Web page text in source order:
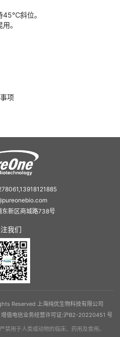
45℃斜位。
。
项
东新区商城路738号
我们
Reserved 上海纯优生物科技有限公司
增值电信业务经营许可证:沪B2-20220451 号
禁用于人类或动物的临床、药用及食用。